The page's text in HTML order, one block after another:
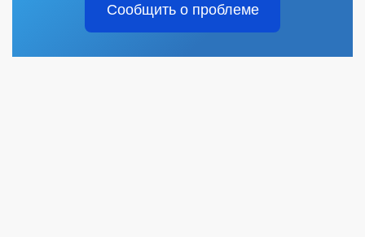
Сообщить о проблеме